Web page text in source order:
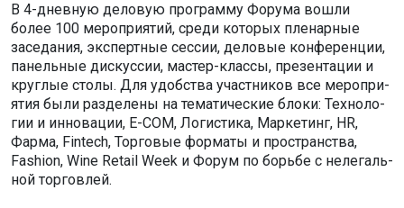
В 4-днев­ную дело­вую про­грамму Форума вошли
более 100 меро­при­я­тий, среди кото­рых пле­нар­ные
засе­да­ния, экс­перт­ные сессии, дело­вые кон­фе­рен­ции,
панель­ные дис­кус­сии, мастер-классы, пре­зен­та­ции и
круг­лые столы. Для удоб­ства участ­ни­ков все меро­при­
я­тия были раз­де­лены на тема­ти­че­ские блоки: Тех­но­ло­
гии и инно­ва­ции, E-COM, Логи­стика, Мар­ке­тинг, HR,
Фарма, Fintech, Тор­го­вые фор­маты и про­стран­ства,
Fashion, Wine Retail Week и Форум по борьбе с неле­галь­
ной тор­гов­лей.